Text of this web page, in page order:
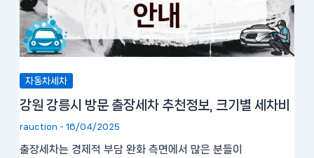
자동차세차
강원 강릉시 방문 출장세차 추천정보, 크기별 세차비
rauction - 16/04/2025
출장세차는 경제적 부담 완화 측면에서 많은 분들이